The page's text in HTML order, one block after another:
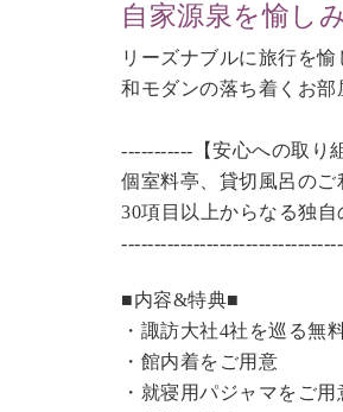
自家源泉を愉し
リーズナブルに旅行を
和モダンの落ち着くお部
-----------【安心への取り
個室料亭、貸切風呂のご
30項目以上からなる独
■内容&特典■
・諏訪大社4社を巡る無
・館内着をご用意
・就寝用パジャマをご用